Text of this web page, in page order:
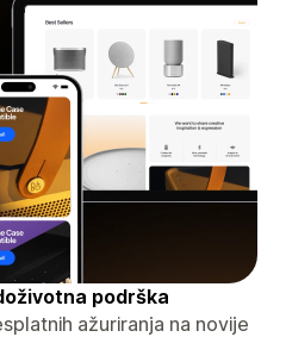
podrška
ažuriranja na novije